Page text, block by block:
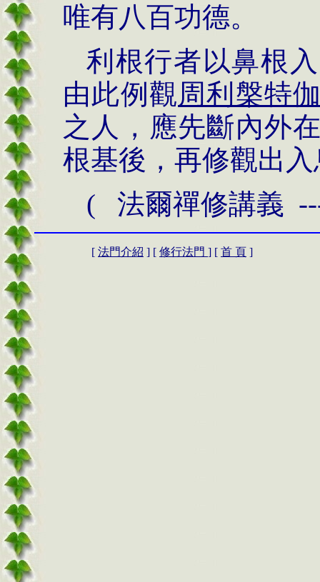
唯有八百功德。
利根行者以鼻根
由此例觀周利槃特
之人，應先斷內外
根基後，再修觀出
( 法爾禪修講義
[ 法門介紹 ] [ 修行法門 ] [ 首 頁 ]